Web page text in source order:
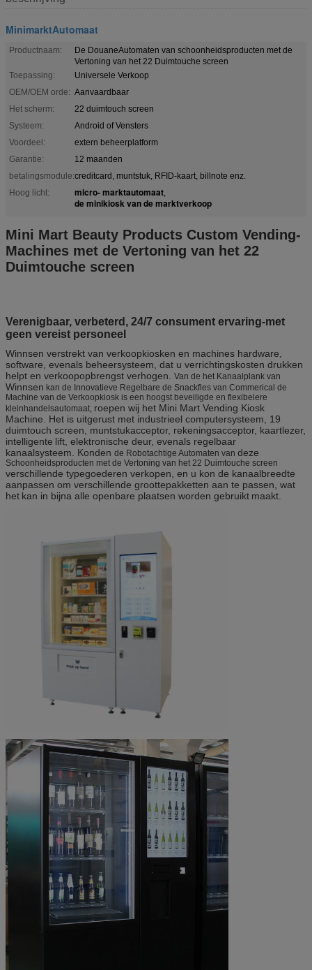
MinimarktAutomaat
Productnaam:
De DouaneAutomaten van schoonheidsproducten met de
Vertoning van het 22 Duimtouche screen
Toepassing:
Universele Verkoop
OEM/OEM orde: Aanvaardbaar
Het scherm:
22 duimtouch screen
Systeem:
Android of Vensters
Voordeel:
extern beheerplatform
Garantie:
12 maanden
betalingsmodule:creditcard, muntstuk, RFID-kaart, billnote enz.
Hoog licht:
micro- marktautomaat,
de minikiosk van de marktverkoop
Mini Mart Beauty Products Custom Vending-
Machines met de Vertoning van het 22
Duimtouche screen
Verenigbaar, verbeterd, 24/7 consument ervaring-met
geen vereist personeel
Winnsen verstrekt van verkoopkiosken en machines hardware,
software, evenals beheersysteem, dat u verrichtingskosten drukken
helpt en verkoopopbrengst verhogen. Van de het Kanaalplank van
Winnsen kan de Innovatieve Regelbare de Snackfles van Commerical de
Machine van de Verkoopkiosk is een hoogst beveiligde en flexibelere
kleinhandelsautomaat, roepen wij het Mini Mart Vending Kiosk
Machine. Het is uitgerust met industrieel computersysteem, 19
duimtouch screen, muntstukacceptor, rekeningsacceptor, kaartlezer,
intelligente lift, elektronische deur, evenals regelbaar
kanaalsysteem. Konden de Robotachtige Automaten van deze
Schoonheidsproducten met de Vertoning van het 22 Duimtouche screen
verschillende typegoederen verkopen, en u kon de kanaalbreedte
aanpassen om verschillende groottepakketten aan te passen, wat
het kan in bijna alle openbare plaatsen worden gebruikt maakt